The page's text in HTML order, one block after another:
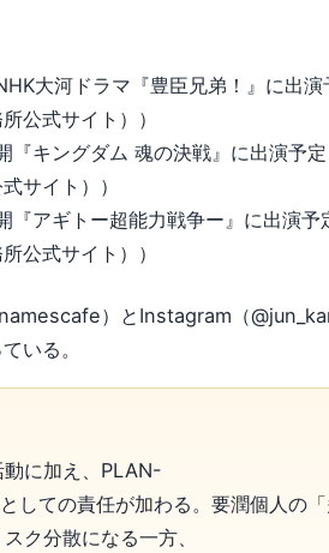
大河ドラマ『豊臣兄弟！』に出
所公式サイト））
『キングダム 魂の決戦』に出演予
サイト））
『アギトー超能力戦争ー』に出演
所公式サイト））
）とInstagram（
いる。
に加え、PLAN-
しての責任が加わる。要潤個人の
ク分散になる一方、